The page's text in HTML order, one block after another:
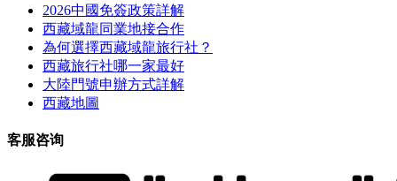
2026中國免簽政策詳解
西藏域龍同業地接合作
為何選擇西藏域龍旅行社？
西藏旅行社哪一家最好
大陸門號申辦方式詳解
西藏地圖
客服咨询